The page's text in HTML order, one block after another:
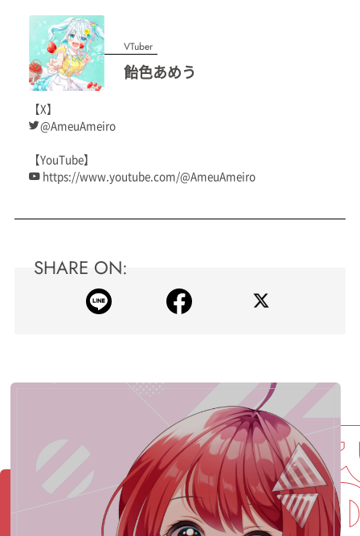
VTuber
飴色あめう
【X】
@AmeuAmeiro
【YouTube】
https://www.youtube.com/@AmeuAmeiro
SHARE ON: